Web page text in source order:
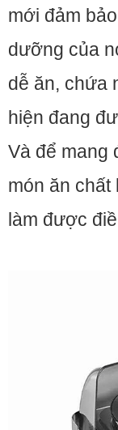
mới đảm
dưỡng của
dễ ăn, chứa
hiện đang
Và để mang
món ăn
làm được